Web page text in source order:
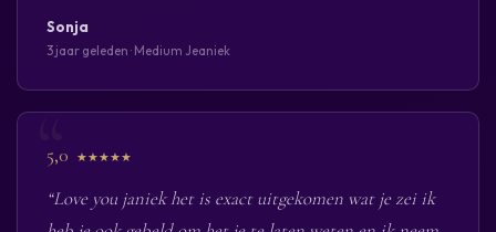
Sonja
3 jaar geleden · Medium Jeaniek
5,0 ★★★★★
“Love you janiek het is exact uitgekomen wat je zei ik